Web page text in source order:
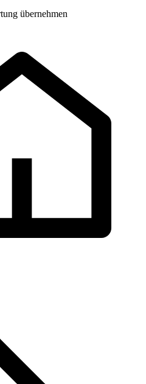
übernehmen